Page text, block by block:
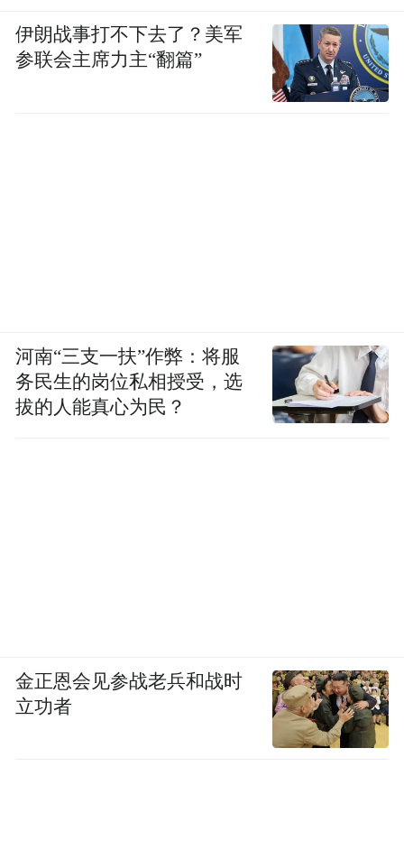
伊朗战事打不下去了？美军
参联会主席力主“翻篇”
河南“三支一扶”作弊：将服
务民生的岗位私相授受，选
拔的人能真心为民？
金正恩会见参战老兵和战时
立功者